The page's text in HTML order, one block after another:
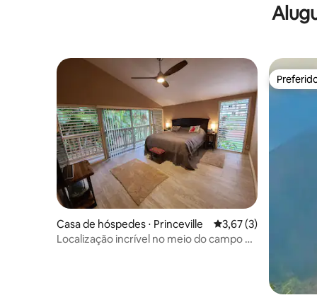
Especial
Casa de hóspedes ⋅ Princeville 3,67 de uma
3,67 (3)
Localização incrível no meio do campo de